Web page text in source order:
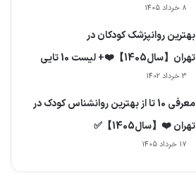
8 خرداد 1405
بهترین روانپزشک کودکان در
تهران【سال1405】❤️+ لیست 10 تایی
3 خرداد 1402
معرفی 10 تا از بهترین روانشناس کودک در
تهران ❤️【سال1405】✅
17 خرداد 1405